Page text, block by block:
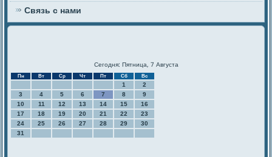
Связь с нами
Сегодня: Пятница, 7 Августа
Пн Вт Ср Чт Пт Сб Вс
1
2
3
4 5 6 7 8
9
10
11 12 13 14 15
16
17
18 19 20 21 22
23
24
25 26 27 28 29
30
31